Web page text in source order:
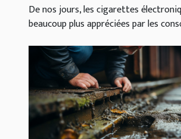
De nos jours, les cigarettes
beaucoup plus appréciées par les